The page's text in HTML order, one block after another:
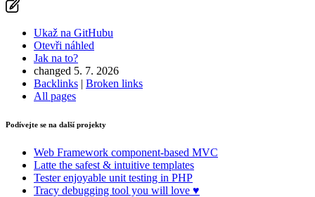
Ukaž na GitHubu
Otevři náhled
Jak na to?
changed 5. 7. 2026
Backlinks | Broken links
All pages
Podívejte se na další projekty
Web Framework component-based MVC
Latte the safest & intuitive templates
Testerenjoyable unit testing in PHP
Tracy debugging tool you will love ♥